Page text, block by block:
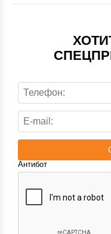
Антибот